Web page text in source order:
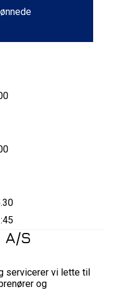
S
servicerer vi lette til
og